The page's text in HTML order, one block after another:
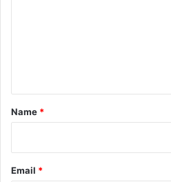
*
Name *
Email *